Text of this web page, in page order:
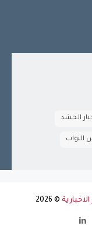
الحشد
النواب
©
2026